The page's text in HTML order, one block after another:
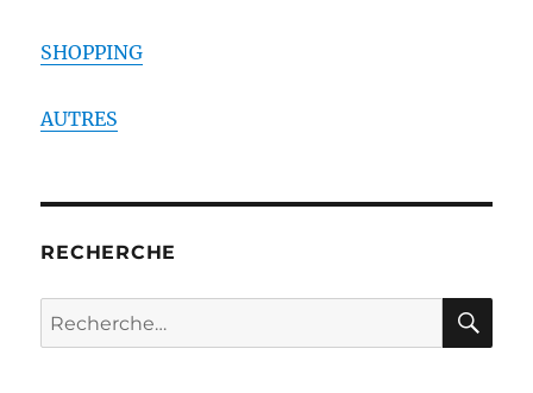
SHOPPING
AUTRES
RECHERCHE
Recherche
pour :